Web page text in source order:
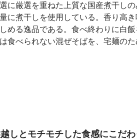
に厳選を重ねた上質な国産煮干し
に煮干しを使用している。香り高
める逸品である。食べ終わりに白
食べられない混ぜそばを、宅麺のた
しとモチモチした食感にこだわ